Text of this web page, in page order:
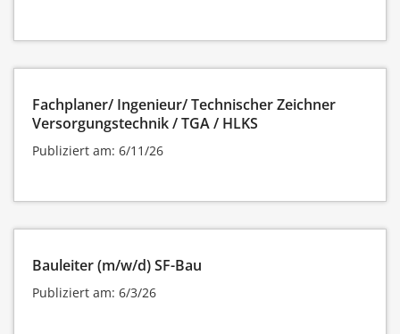
Fachplaner/ Ingenieur/ Technischer Zeichner
Versorgungstechnik / TGA / HLKS
Publiziert am: 6/11/26
Bauleiter (m/w/d) SF-Bau
Publiziert am: 6/3/26